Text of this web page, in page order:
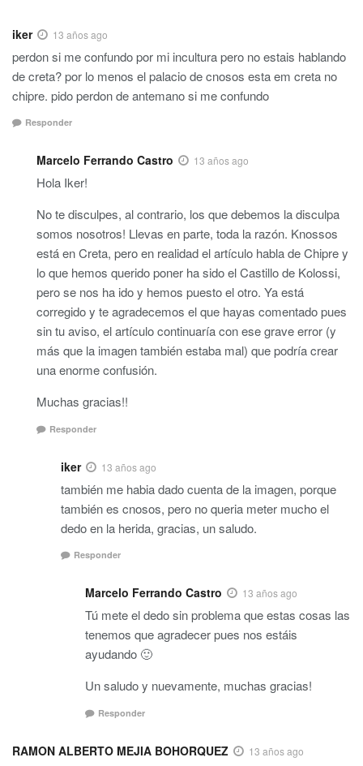
iker 13 años ago
perdon si me confundo por mi incultura pero no estais hablando
de creta? por lo menos el palacio de cnosos esta em creta no
chipre. pido perdon de antemano si me confundo
Responder
Marcelo Ferrando Castro 13 años ago
Hola Iker!
No te disculpes, al contrario, los que debemos la disculpa
somos nosotros! Llevas en parte, toda la razón. Knossos
está en Creta, pero en realidad el artículo habla de Chipre y
lo que hemos querido poner ha sido el Castillo de Kolossi,
pero se nos ha ido y hemos puesto el otro. Ya está
corregido y te agradecemos el que hayas comentado pues
sin tu aviso, el artículo continuaría con ese grave error (y
más que la imagen también estaba mal) que podría crear
una enorme confusión.
Muchas gracias!!
Responder
iker 13 años ago
también me habia dado cuenta de la imagen, porque
también es cnosos, pero no queria meter mucho el
dedo en la herida, gracias, un saludo.
Responder
Marcelo Ferrando Castro 13 años ago
Tú mete el dedo sin problema que estas cosas las
tenemos que agradecer pues nos estáis
ayudando 🙂
Un saludo y nuevamente, muchas gracias!
Responder
RAMON ALBERTO MEJIA BOHORQUEZ 13 años ago